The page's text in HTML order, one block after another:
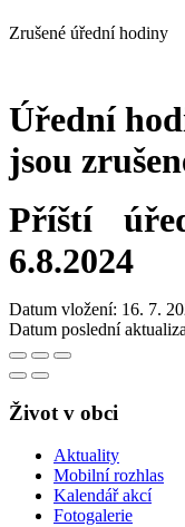
Zrušené úřední hodiny
Úřední
jsou
Příští
6.8.2024
Datum vložení: 16. 7.
Datum poslední
Život v obci
Aktuality
Mobilní rozhlas
Kalendář akcí
Fotogalerie